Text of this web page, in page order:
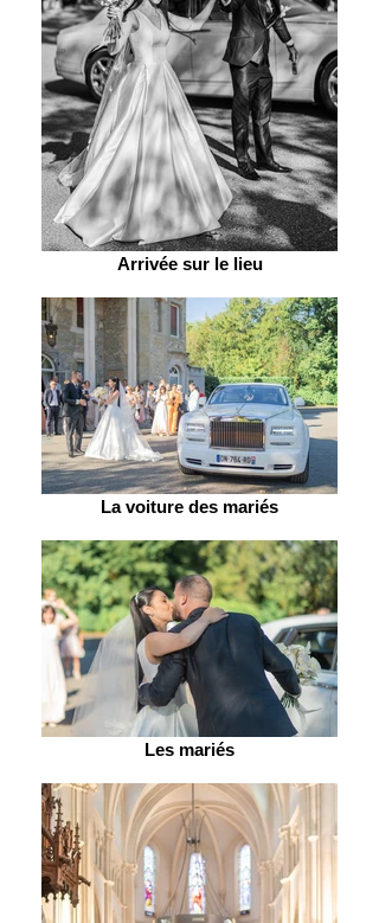
Arrivée sur le lieu
La voiture des mariés
Les mariés